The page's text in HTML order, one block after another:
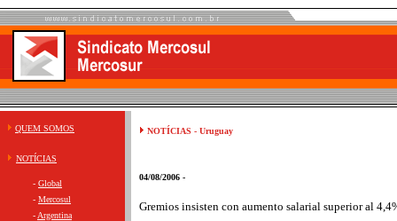
QUEM SOMOS
NOTÍCIAS
- Global
- Mercosul
- Argentina
NOTÍCIAS - Uruguay
04/08/2006 -
Gremios insisten con aumento salarial superior al